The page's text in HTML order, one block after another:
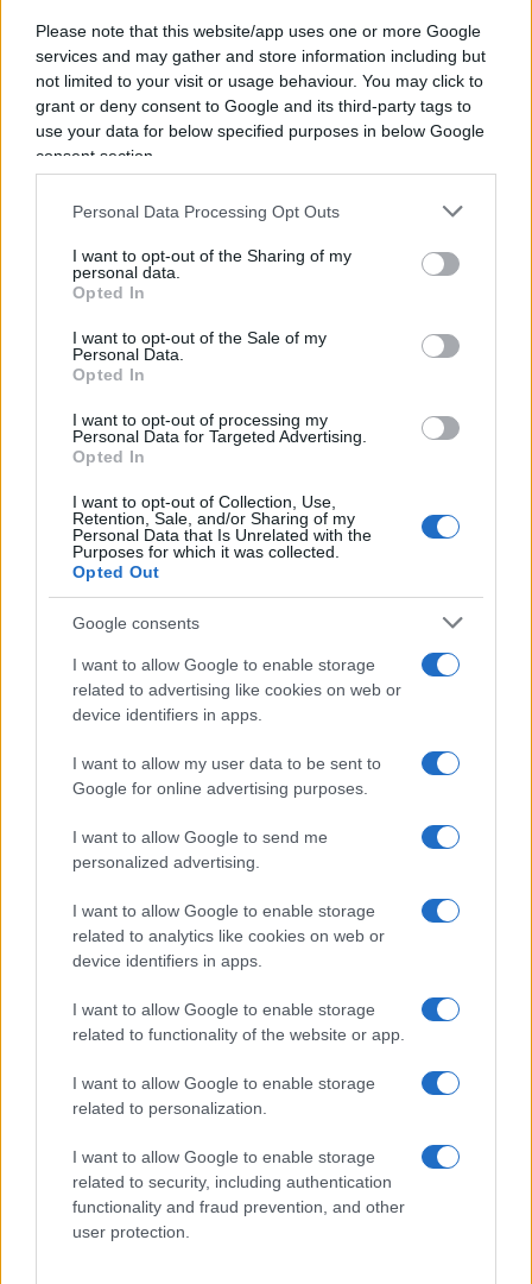
Please note that this website/app uses one or more Google
services and may gather and store information including but
not limited to your visit or usage behaviour. You may click to
grant or deny consent to Google and its third-party tags to
use your data for below specified purposes in below Google
consent section.
Personal Data Processing Opt Outs
I want to opt-out of the Sharing of my
personal data.
Opted In
I want to opt-out of the Sale of my
Personal Data.
Opted In
I want to opt-out of processing my
Personal Data for Targeted Advertising.
Opted In
I want to opt-out of Collection, Use,
Retention, Sale, and/or Sharing of my
Personal Data that Is Unrelated with the
Purposes for which it was collected.
Opted Out
Google consents
I want to allow Google to enable storage
related to advertising like cookies on web or
device identifiers in apps.
I want to allow my user data to be sent to
Google for online advertising purposes.
I want to allow Google to send me
personalized advertising.
I want to allow Google to enable storage
related to analytics like cookies on web or
device identifiers in apps.
I want to allow Google to enable storage
related to functionality of the website or app.
I want to allow Google to enable storage
related to personalization.
I want to allow Google to enable storage
related to security, including authentication
functionality and fraud prevention, and other
user protection.
nazioni “.
analizzato diverse risposte politiche e le loro
conseguenze fino al 19 maggio, introducendo una
serie di variabili per aiutare ad analizzare i dati
Tra i set di dati considerati c’erano il PIL, la
popolazione totale, la densità della popolazione e
la percentuale di residenti anziani, nonché la
spesa sanitaria annuale pro capite, l’apertura ai
viaggi internazionali e il livello di parità di genere
nella società in generale. Poiché solo 19 dei quasi
200 paesi erano guidati da donne, gli autori hanno
anche creato i cosiddetti paesi “vicini più vicini”
per compensare la piccola dimensione del
campione, accoppiando Germania, Nuova
Zelanda e Bangladesh con Gran Bretagna, Irlanda
e Pakistan guidati da uomini.
“Questa analisi conferma chiaramente che
quando i paesi guidati dalle donne vengono
confrontati con paesi simili a loro lungo una serie
di caratteristiche, hanno ottenuto risultati migliori,
registrando meno casi e meno morti”, ha detto
Garikipati. Ha aggiunto che mentre i leader donne
“erano avversi al rischio per quanto riguarda le
vite”, bloccando i loro paesi molto prima dei
“più disposti a correre rischi nel dominio
dell’economia”.
Se confrontati secondo il criterio“apertura al
viaggio”, i paesi guidati da donne non hanno